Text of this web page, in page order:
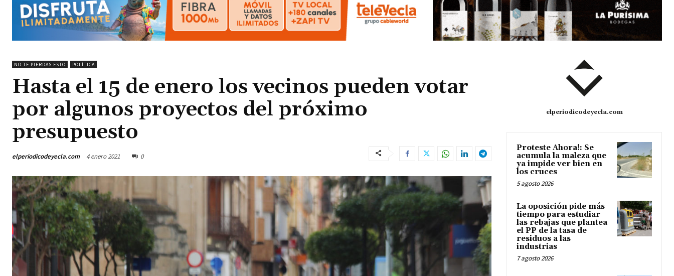
NO TE PIERDAS ESTO POLÍTICA
Hasta el 15 de enero los vecinos pueden votar
por algunos proyectos del próximo
presupuesto
elperiodicodeyecla.com 4 enero 2021 0
elperiodicodeyecla.com
Proteste Ahora!: Se
acumula la maleza que
ya impide ver bien en
los cruces
5 agosto 2026
La oposición pide más
tiempo para estudiar
las rebajas que plantea
el PP de la tasa de
residuos a las
industrias
7 agosto 2026